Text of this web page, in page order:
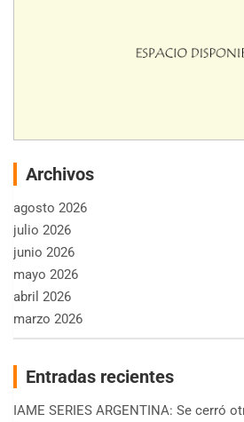
Archivos
agosto 2026
julio 2026
junio 2026
mayo 2026
abril 2026
marzo 2026
Entradas recientes
IAME SERIES ARGENTINA: Se cerró